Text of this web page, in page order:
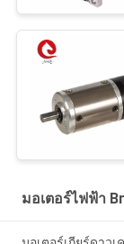
มอเตอร์ไฟฟ้า